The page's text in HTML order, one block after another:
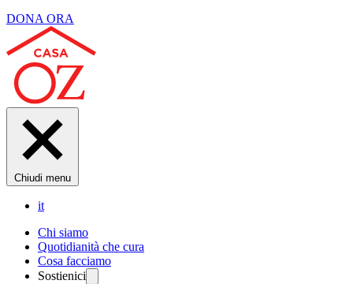
DONA ORA
Chiudi menu
it
Chi siamo
Quotidianità che cura
Cosa facciamo
Sostienici